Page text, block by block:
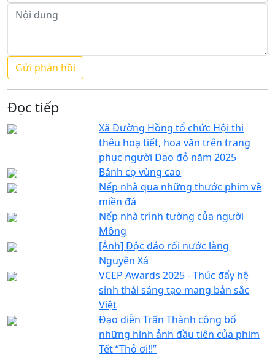
Đọc tiếp
Xã Đường Hồng tổ chức Hội thi
thêu hoạ tiết, hoa văn trên trang
phục người Dao đỏ năm 2025
Bánh cọ vùng cao
Nếp nhà qua những thước phim về
miền đá
Nếp nhà trình tường của người
Mông
[Ảnh] Độc đáo rối nước làng
Nguyên Xá
VCEP Awards 2025 - Thúc đẩy hệ
sinh thái sáng tạo mang bản sắc
Việt
Đạo diễn Trấn Thành công bố
những hình ảnh đầu tiên của phim
Tết “Thỏ ơi!!”